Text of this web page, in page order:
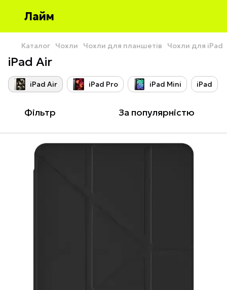
Лайм
Каталог Чохли Чохли для планшетів Чохли для iPad
iPad Air
iPad Air iPad Pro iPad Mini iPad
Фільтр За популярністю